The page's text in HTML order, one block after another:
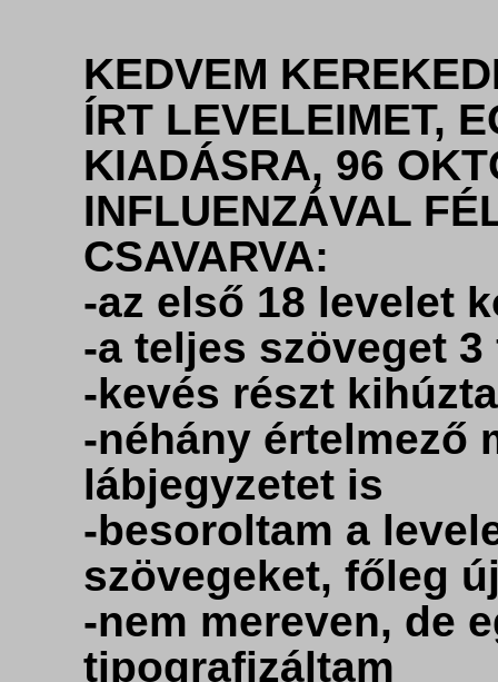
KEDVEM
ÍRT LEVELEIMET,
KIADÁSRA, 96
INFLUENZÁVAL
CSAVARVA:
-az első 18 levelet
-a teljes szöveget
-kevés részt
-néhány értelmező
lábjegyzetet is
-besoroltam a
szövegeket, főleg
-nem mereven, de
tipografizáltam